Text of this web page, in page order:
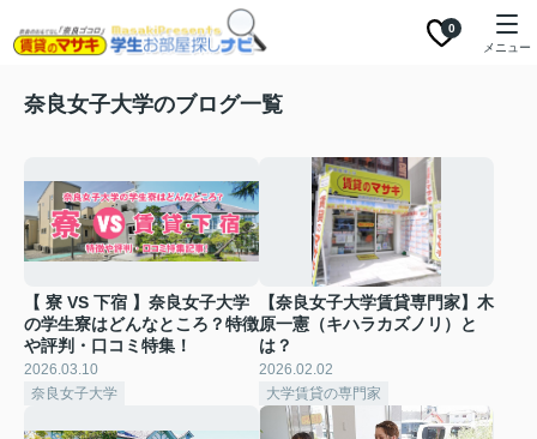
0
メニュー
奈良女子大学のブログ一覧
【 寮 VS 下宿 】奈良女子大学
の学生寮はどんなところ？特徴
や評判・口コミ特集！
2026.03.10
奈良女子大学
【奈良女子大学賃貸専門家】木
原一憲（キハラカズノリ）と
は？
2026.02.02
大学賃貸の専門家